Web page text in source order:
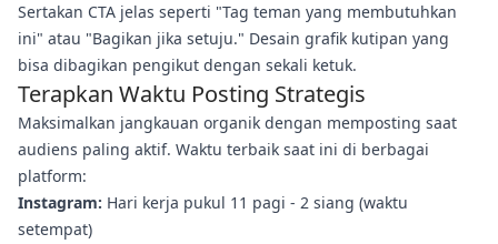
Sertakan CTA jelas seperti "Tag teman yang membutuhkan
ini" atau "Bagikan jika setuju." Desain grafik kutipan yang
bisa dibagikan pengikut dengan sekali ketuk.
Terapkan Waktu Posting Strategis
Maksimalkan jangkauan organik dengan memposting saat
audiens paling aktif. Waktu terbaik saat ini di berbagai
platform:
Instagram: Hari kerja pukul 11 pagi - 2 siang (waktu
setempat)